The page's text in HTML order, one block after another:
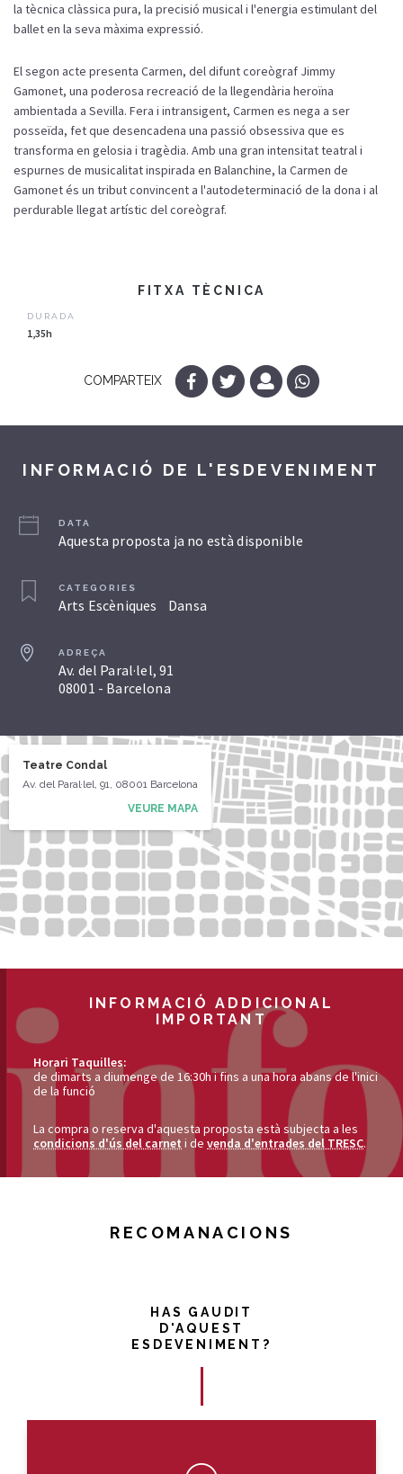
la tècnica clàssica pura, la precisió musical i l'energia estimulant del
ballet en la seva màxima expressió.
El segon acte presenta Carmen, del difunt coreògraf Jimmy
Gamonet, una poderosa recreació de la llegendària heroïna
ambientada a Sevilla. Fera i intransigent, Carmen es nega a ser
posseïda, fet que desencadena una passió obsessiva que es
transforma en gelosia i tragèdia. Amb una gran intensitat teatral i
espurnes de musicalitat inspirada en Balanchine, la Carmen de
Gamonet és un tribut convincent a l'autodeterminació de la dona i al
perdurable llegat artístic del coreògraf.
FITXA TÈCNICA
DURADA
1,35h
COMPARTEIX
INFORMACIÓ DE L'ESDEVENIMENT
DATA
Aquesta proposta ja no està disponible
CATEGORIES
Arts Escèniques Dansa
ADREÇA
Av. del Paral·lel, 91
08001 - Barcelona
Teatre Condal
Av. del Paral·lel, 91, 08001 Barcelona
VEURE MAPA
INFORMACIÓ ADDICIONAL
IMPORTANT
Horari Taquilles:
de dimarts a diumenge de 16:30h i fins a una hora abans de l'inici
de la funció
La compra o reserva d'aquesta proposta està subjecta a les
condicions d'ús del carnet i de venda d'entrades del TRESC.
RECOMANACIONS
HAS GAUDIT
D'AQUEST
ESDEVENIMENT?